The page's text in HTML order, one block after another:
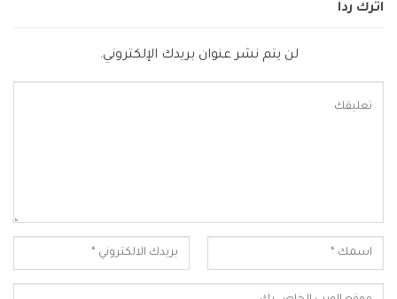
اترك ردا
لن يتم نشر عنوان بريدك الإلكتروني.